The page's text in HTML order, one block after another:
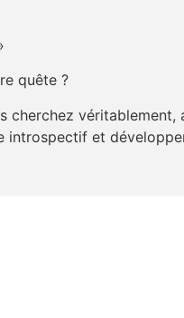
quête ?
véritablement,
introspectif et